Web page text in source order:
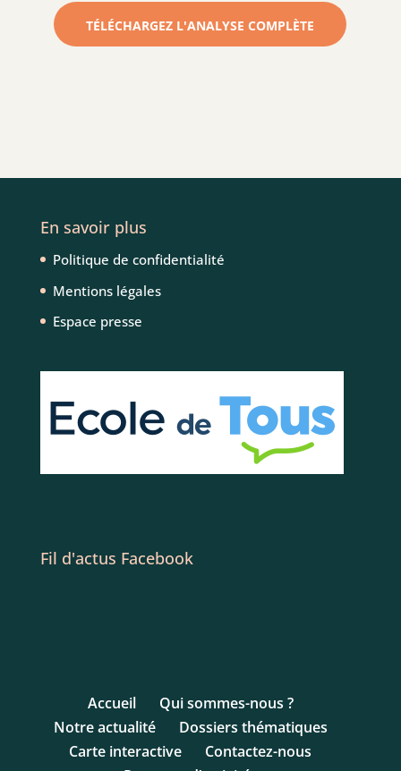
TÉLÉCHARGEZ L'ANALYSE COMPLÈTE
En savoir plus
Politique de confidentialité
Mentions légales
Espace presse
Fil d'actus Facebook
Accueil
Qui sommes-nous ?
Notre actualité
Dossiers thématiques
Carte interactive
Contactez-nous